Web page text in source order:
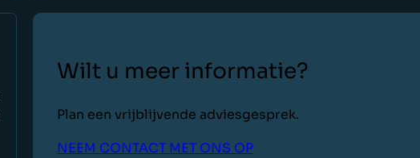
Wilt u meer informatie?
Plan een vrijblijvende adviesgesprek.
NEEM CONTACT MET ONS OP